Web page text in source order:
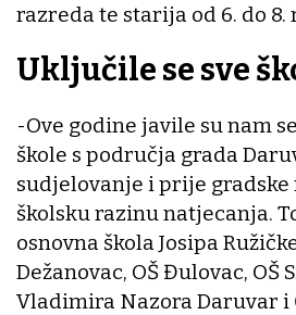
razreda te starija od 6. do 8.
Uključile se sve
-Ove godine javile su nam
škole s područja grada
sudjelovanje i prije gradske
školsku razinu natjecanja.
osnovna škola Josipa
Dežanovac, OŠ Đulovac, OŠ
Vladimira Nazora Daruvar i